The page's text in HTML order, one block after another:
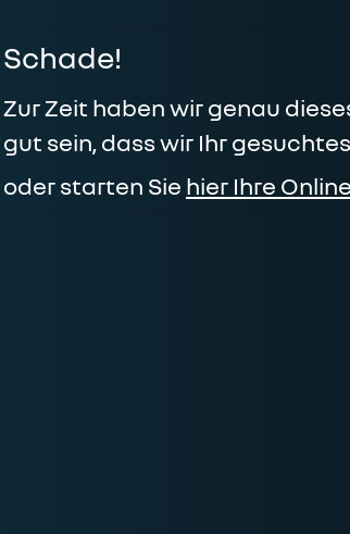
Schade!
Zur Zeit haben wir genau
gut sein, dass wir Ihr
oder starten Sie hier Ihre